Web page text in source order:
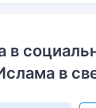
в
в